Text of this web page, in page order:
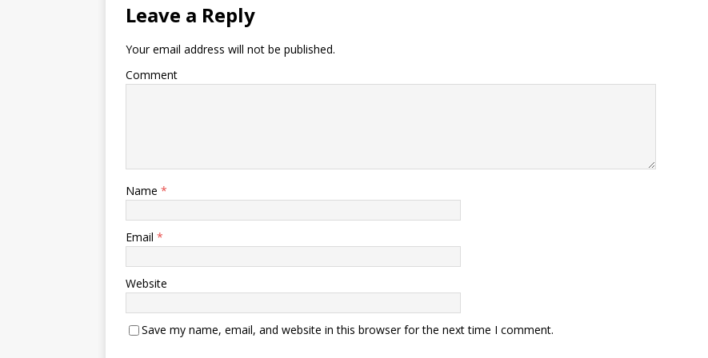
Leave a Reply
Your email address will not be published.
Comment
Name *
Email *
Website
Save my name, email, and website in this browser for the next time I comment.